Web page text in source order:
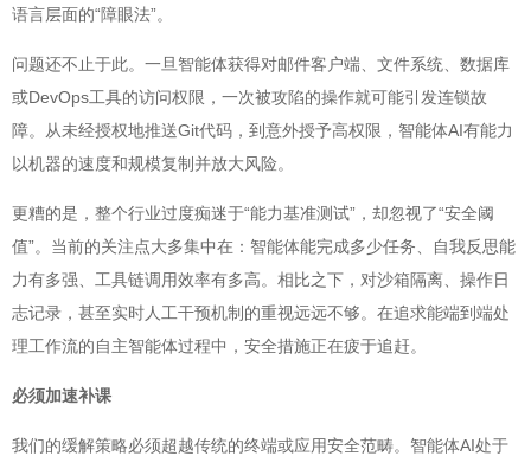
语言层面的“障眼法”。
问题还不止于此。一旦智能体获得对邮件客户端、文件系统、数据库
或DevOps工具的访问权限，一次被攻陷的操作就可能引发连锁故
障。从未经授权地推送Git代码，到意外授予高权限，智能体AI有能力
以机器的速度和规模复制并放大风险。
更糟的是，整个行业过度痴迷于“能力基准测试”，却忽视了“安全阈
值”。当前的关注点大多集中在：智能体能完成多少任务、自我反思能
力有多强、工具链调用效率有多高。相比之下，对沙箱隔离、操作日
志记录，甚至实时人工干预机制的重视远远不够。在追求能端到端处
理工作流的自主智能体过程中，安全措施正在疲于追赶。
必须加速补课
我们的缓解策略必须超越传统的终端或应用安全范畴。智能体AI处于